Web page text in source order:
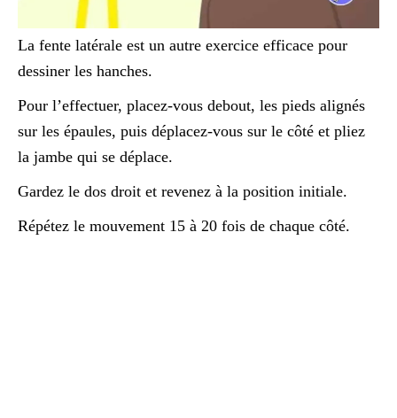
La fente latérale est un autre exercice efficace pour
dessiner les hanches.
Pour l’effectuer, placez-vous debout, les pieds alignés
sur les épaules, puis déplacez-vous sur le côté et pliez
la jambe qui se déplace.
Gardez le dos droit et revenez à la position initiale.
Répétez le mouvement 15 à 20 fois de chaque côté.